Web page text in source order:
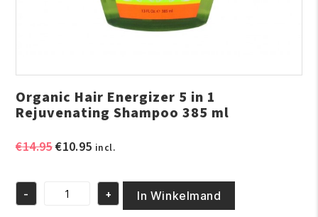
Organic Hair Energizer 5 in 1
Rejuvenating Shampoo 385 ml
€14.95Oorspronkelijke
€14.95.
€10.95Huidige
is:
€10.95.
incl.
Organic
- + In Winkelmand